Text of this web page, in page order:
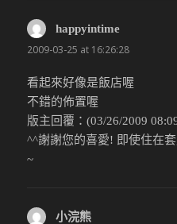
happyintime
2009-03-25 at 16:26:28
看起來好像是飯店喔
不錯的佈置喔
版主回覆：(03/26/2009
^^謝謝您的喜愛! 即使住在
~
小浣熊